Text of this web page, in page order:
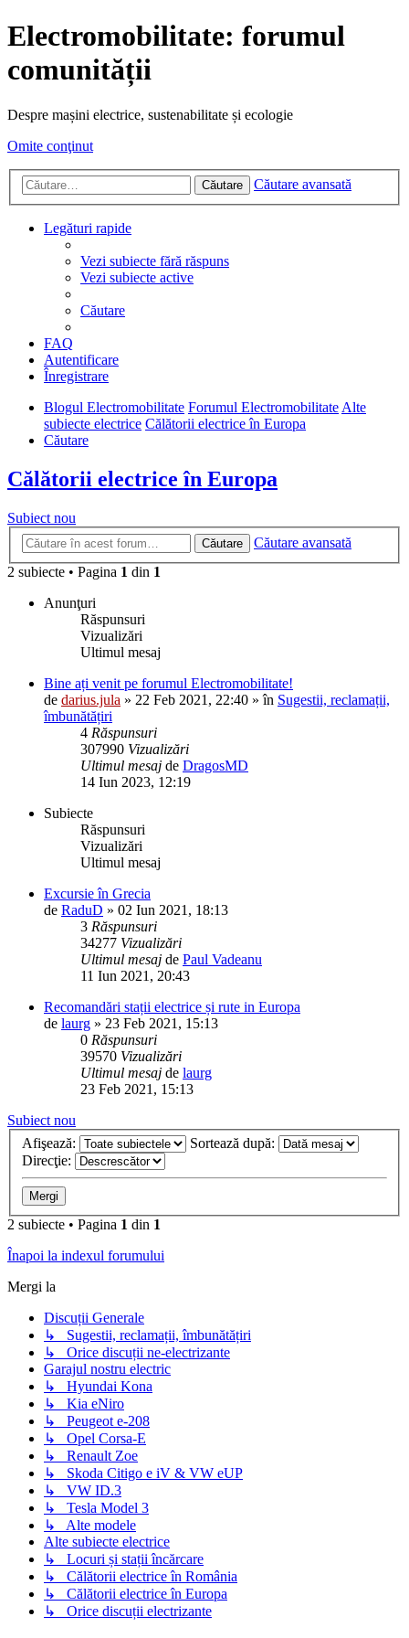
Electromobilitate: forumul
comunității
Despre mașini electrice, sustenabilitate și ecologie
Omite conţinut
Căutare Căutare avansată
Legături rapide
Vezi subiecte fără răspuns
Vezi subiecte active
Căutare
FAQ
Autentificare
Înregistrare
Blogul Electromobilitate Forumul ElectromobilitateAlte
subiecte electrice Călătorii electrice în Europa
Căutare
Călătorii electrice în Europa
Subiect nou
Căutare
Căutare avansată
2 subiecte • Pagina 1 din 1
Anunţuri
Răspunsuri
Vizualizări
Ultimul mesaj
Bine ați venit pe forumul Electromobilitate!
de darius.jula » 22 Feb 2021, 22:40 » în Sugestii, reclamații,
îmbunătățiri
4 Răspunsuri
307990 Vizualizări
Ultimul mesaj de DragosMD
14 Iun 2023, 12:19
Subiecte
Răspunsuri
Vizualizări
Ultimul mesaj
Excursie în Grecia
de RaduD » 02 Iun 2021, 18:13
3 Răspunsuri
34277 Vizualizări
Ultimul mesaj de Paul Vadeanu
11 Iun 2021, 20:43
Recomandări stații electrice și rute in Europa
de laurg » 23 Feb 2021, 15:13
0 Răspunsuri
39570 Vizualizări
Ultimul mesaj de laurg
23 Feb 2021, 15:13
Subiect nou
Afişează:
Sortează după:
Direcţie:
2 subiecte • Pagina 1 din 1
Înapoi la indexul forumului
Mergi la
Discuții Generale
↳ Sugestii, reclamații, îmbunătățiri
↳ Orice discuții ne-electrizante
Garajul nostru electric
↳ Hyundai Kona
↳ Kia eNiro
↳ Peugeot e-208
↳ Opel Corsa-E
↳ Renault Zoe
↳ Skoda Citigo e iV & VW eUP
↳ VW ID.3
↳ Tesla Model 3
↳ Alte modele
Alte subiecte electrice
↳ Locuri și stații încărcare
↳ Călătorii electrice în România
↳ Călătorii electrice în Europa
↳ Orice discuții electrizante